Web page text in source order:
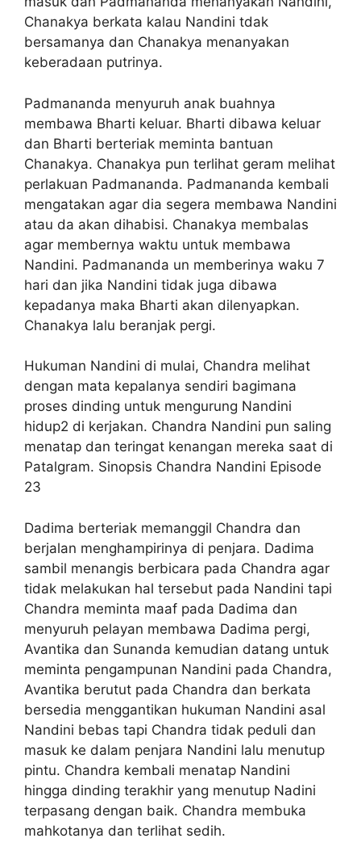
Chanakya berkata kalau Nandini tdak
bersamanya dan Chanakya menanyakan
keberadaan putrinya.
Padmananda menyuruh anak buahnya
membawa Bharti keluar. Bharti dibawa keluar
dan Bharti berteriak meminta bantuan
Chanakya. Chanakya pun terlihat geram melihat
perlakuan Padmananda. Padmananda kembali
mengatakan agar dia segera membawa Nandini
atau da akan dihabisi. Chanakya membalas
agar membernya waktu untuk membawa
Nandini. Padmananda un memberinya waku 7
hari dan jika Nandini tidak juga dibawa
kepadanya maka Bharti akan dilenyapkan.
Chanakya lalu beranjak pergi.
Hukuman Nandini di mulai, Chandra melihat
dengan mata kepalanya sendiri bagimana
proses dinding untuk mengurung Nandini
hidup2 di kerjakan. Chandra Nandini pun saling
menatap dan teringat kenangan mereka saat di
Patalgram. Sinopsis Chandra Nandini Episode
23
Dadima berteriak memanggil Chandra dan
berjalan menghampirinya di penjara. Dadima
sambil menangis berbicara pada Chandra agar
tidak melakukan hal tersebut pada Nandini tapi
Chandra meminta maaf pada Dadima dan
menyuruh pelayan membawa Dadima pergi,
Avantika dan Sunanda kemudian datang untuk
meminta pengampunan Nandini pada Chandra,
Avantika berutut pada Chandra dan berkata
bersedia menggantikan hukuman Nandini asal
Nandini bebas tapi Chandra tidak peduli dan
masuk ke dalam penjara Nandini lalu menutup
pintu. Chandra kembali menatap Nandini
hingga dinding terakhir yang menutup Nadini
terpasang dengan baik. Chandra membuka
mahkotanya dan terlihat sedih.